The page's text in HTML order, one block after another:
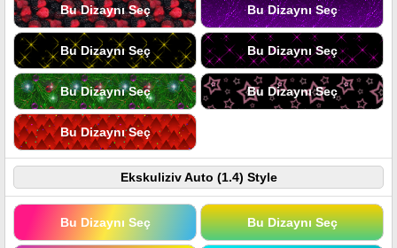
Bu Dizaynı Seç Bu Dizaynı Seç
Bu Dizaynı Seç Bu Dizaynı Seç
Bu Dizaynı Seç Bu Dizaynı Seç
Bu Dizaynı Seç
Ekskuliziv Auto (1.4) Style
Bu Dizaynı Seç Bu Dizaynı Seç